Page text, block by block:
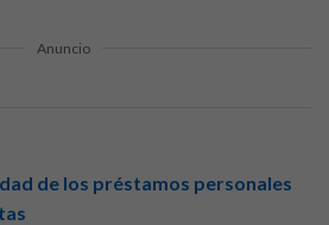
Anuncio
de los préstamos personales